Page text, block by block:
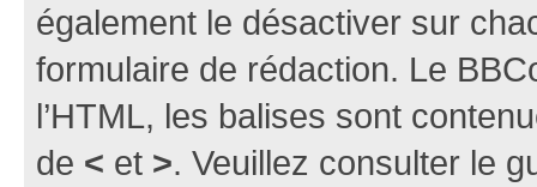
également le désactiver sur
formulaire de rédaction. Le
l’HTML, les balises sont
de < et >. Veuillez consulter le